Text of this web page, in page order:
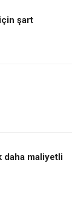
şart
daha maliyetli